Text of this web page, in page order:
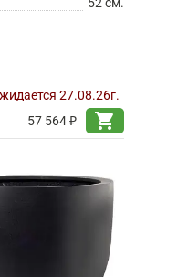
52 см.
27.08.26г.
57 564 ₽
shopping_cart